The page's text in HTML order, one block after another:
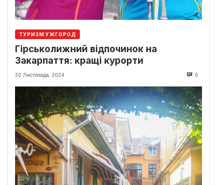
ТУРИЗМ УЖГОРОД
Гірськолижний відпочинок на
Закарпаття: кращі курорти
30 Листопада, 2024 0